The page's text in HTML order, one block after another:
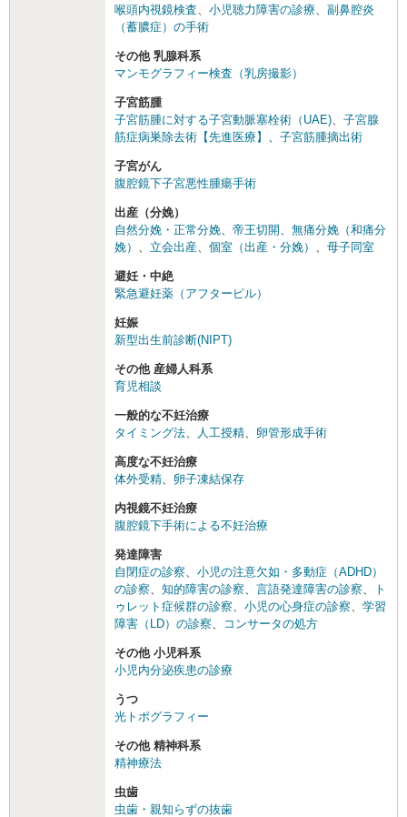
喉頭内視鏡検査、 小児聴力障害の診療、 副鼻腔炎
（蓄膿症）の手術
その他 乳腺科系
マンモグラフィー検査（乳房撮影）
子宮筋腫
子宮筋腫に対する子宮動脈塞栓術（UAE)、 子宮腺
筋症病巣除去術【先進医療】 、 子宮筋腫摘出術
子宮がん
腹腔鏡下子宮悪性腫瘍手術
出産（分娩）
自然分娩・正常分娩、 帝王切開 、 無痛分娩（和痛分
娩） 、 立会出産、 個室（出産・分娩） 、 母子同室
避妊・中絶
緊急避妊薬（アフターピル）
妊娠
新型出生前診断(NIPT)
その他 産婦人科系
育児相談
一般的な不妊治療
タイミング法、 人工授精、 卵管形成手術
高度な不妊治療
体外受精、 卵子凍結保存
内視鏡不妊治療
腹腔鏡下手術による不妊治療
発達障害
自閉症の診察、 小児の注意欠如・多動症（ADHD）
の診察、 知的障害の診察、 言語発達障害の診察、
ト
ゥレット症候群の診察、 小児の心身症の診察、 学習
障害（LD）の診察、 コンサータの処方
その他 小児科系
小児内分泌疾患の診療
うつ
光トポグラフィー
その他 精神科系
精神療法
虫歯
虫歯・親知らずの抜歯